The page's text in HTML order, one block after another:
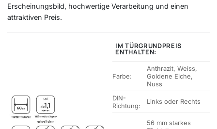
Erscheinungsbild, hochwertige Verarbeitung und einen
attraktiven Preis.
IM TÜRGRUNDPREIS
ENTHALTEN:
Farbe:
Anthrazit, Weiss,
Goldene Eiche,
Nuss
DIN-
Richtung:
Links oder Rechts
56 mm starkes